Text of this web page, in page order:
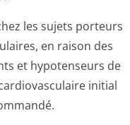
les sujets porteurs
en raison des
et hypotenseurs de
initial